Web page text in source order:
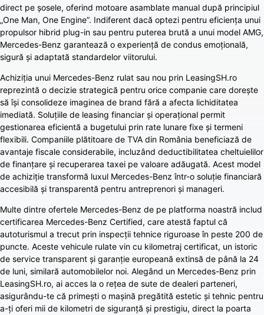
direct pe șosele, oferind motoare asamblate manual după principiul
„One Man, One Engine”. Indiferent dacă optezi pentru eficiența unui
propulsor hibrid plug-in sau pentru puterea brută a unui model AMG,
Mercedes-Benz garantează o experiență de condus emoțională,
sigură și adaptată standardelor viitorului.
Achiziția unui Mercedes-Benz rulat sau nou prin LeasingSH.ro
reprezintă o decizie strategică pentru orice companie care dorește
să își consolideze imaginea de brand fără a afecta lichiditatea
imediată. Soluțiile de leasing financiar și operațional permit
gestionarea eficientă a bugetului prin rate lunare fixe și termeni
flexibili. Companiile plătitoare de TVA din România beneficiază de
avantaje fiscale considerabile, incluzând deductibilitatea cheltuielilor
de finanțare și recuperarea taxei pe valoare adăugată. Acest model
de achiziție transformă luxul Mercedes-Benz într-o soluție financiară
accesibilă și transparentă pentru antreprenori și manageri.
Multe dintre ofertele Mercedes-Benz de pe platforma noastră includ
certificarea Mercedes-Benz Certified, care atestă faptul că
autoturismul a trecut prin inspecții tehnice riguroase în peste 200 de
puncte. Aceste vehicule rulate vin cu kilometraj certificat, un istoric
de service transparent și garanție europeană extinsă de până la 24
de luni, similară automobilelor noi. Alegând un Mercedes-Benz prin
LeasingSH.ro, ai acces la o rețea de sute de dealeri parteneri,
asigurându-te că primești o mașină pregătită estetic și tehnic pentru
a-ți oferi mii de kilometri de siguranță și prestigiu, direct la poarta